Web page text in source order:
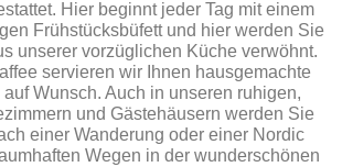
Hier beginnt jeder Tag mit einem
Frühstücksbüfett und hier werden Sie
unserer vorzüglichen Küche verwöhnt.
servieren wir Ihnen hausgemachte
auf Wunsch. Auch in unseren ruhigen,
und Gästehäusern werden Sie
einer Wanderung oder einer Nordic
Wegen in der wunderschönen